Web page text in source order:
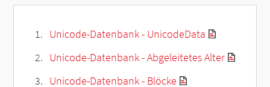
Unicode-Datenbank - UnicodeData
Unicode-Datenbank - Abgeleitetes Alter
Unicode-Datenbank - Blöcke